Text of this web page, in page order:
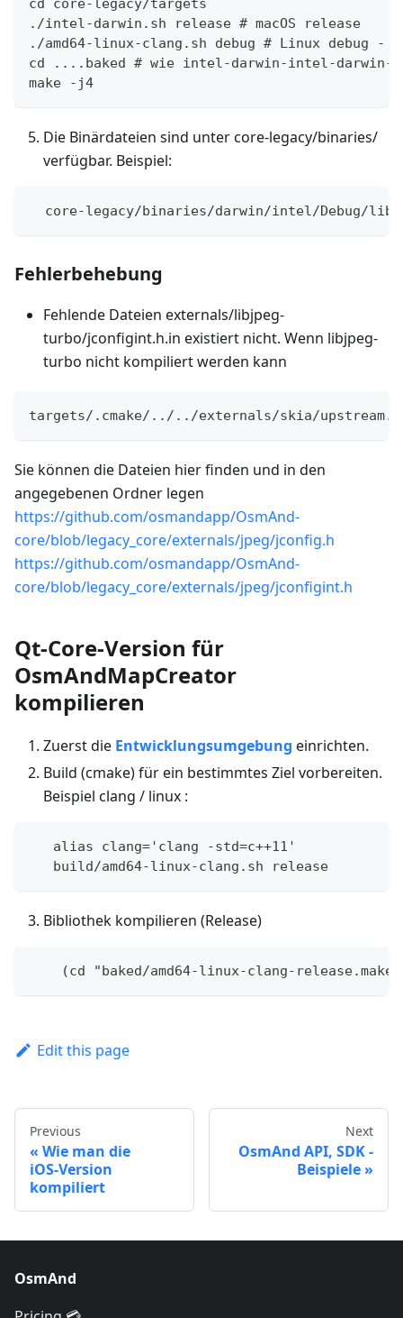
cd core-legacy/targets
./intel-darwin.sh release # macOS release
./amd64-linux-clang.sh debug # Linux debug -
cd ....baked # wie intel-darwin-intel-darwin-
make -j4
Die Binärdateien sind unter core-legacy/binaries/
verfügbar. Beispiel:
core-legacy/binaries/darwin/intel/Debug/
Fehlerbehebung
Fehlende Dateien externals/libjpeg-
turbo/jconfigint.h.in existiert nicht. Wenn libjpeg-
turbo nicht kompiliert werden kann
targets/.cmake/../../externals/skia/
Sie können die Dateien hier finden und in den
angegebenen Ordner legen
https://github.com/osmandapp/OsmAnd-
core/blob/legacy_core/externals/jpeg/jconfig.h
https://github.com/osmandapp/OsmAnd-
core/blob/legacy_core/externals/jpeg/jconfigint.h
Qt-Core-Version für
OsmAndMapCreator
kompilieren
Zuerst die Entwicklungsumgebung einrichten.
Build (cmake) für ein bestimmtes Ziel vorbereiten.
Beispiel clang / linux :
   alias clang='clang -std=c++11'
   build/amd64-linux-clang.sh release
Bibliothek kompilieren (Release)
(cd "baked/amd64-linux-clang-
Edit this page
Previous
Wie man die
iOS‑Version
kompiliert
Next
OsmAnd API, SDK -
Beispiele
OsmAnd